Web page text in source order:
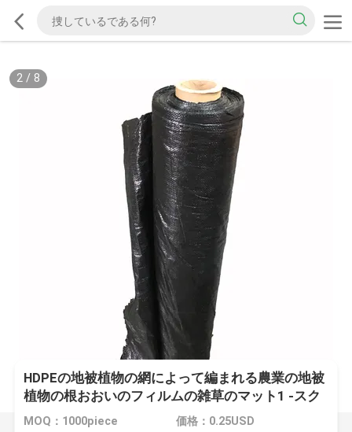
2/ 8
HDPEの地被植物の網によって編まれる農業の地被
植物の根おおいのフィルムの雑草のマット1 -スク
エア1
MOQ：1000piece 価格：0.25USD